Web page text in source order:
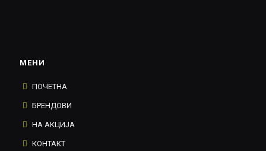
МЕНИ
ПОЧЕТНА
БРЕНДОВИ
НА АКЦИЈА
КОНТАКТ